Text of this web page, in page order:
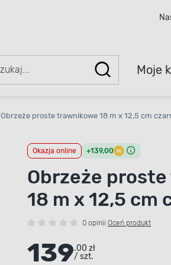
Moje
Obrzeże proste trawnikowe 18 m x 12,5 cm
Okazja online +139,00
Obrzeże
18 m x 12,5 cm
0 opinii Oceń produkt
139.00 zł
/ szt.